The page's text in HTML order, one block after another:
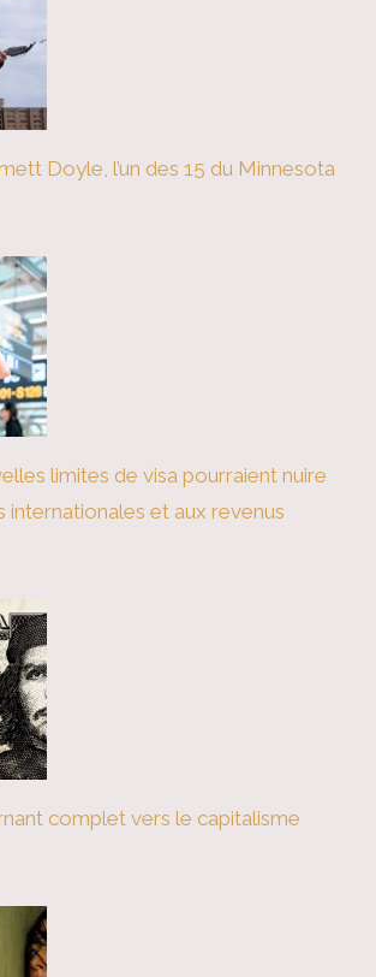
Doyle, l’un des 15 du Minnesota
limites de visa pourraient nuire
internationales et aux revenus
complet vers le capitalisme